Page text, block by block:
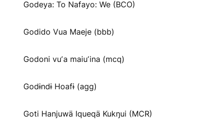
Godeya: To Nafayo: We (BCO)
Godido Vua Maeje (bbb)
Godoni vuʼa maiuʼina (mcq)
Godɨndɨ Hoafɨ (agg)
Goti Hanjuwä Iqueqä Kukŋui (MCR)